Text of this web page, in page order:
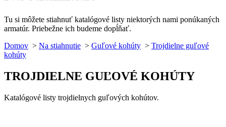
Tu si môžete stiahnuť katalógové listy niektorých nami ponúkaných
armatúr. Priebežne ich budeme dopĺňať.
Domov > Na stiahnutie > Guľové kohúty > Trojdielne guľové
kohúty
TROJDIELNE GUĽOVÉ KOHÚTY
Katalógové listy trojdielnych guľových kohútov.